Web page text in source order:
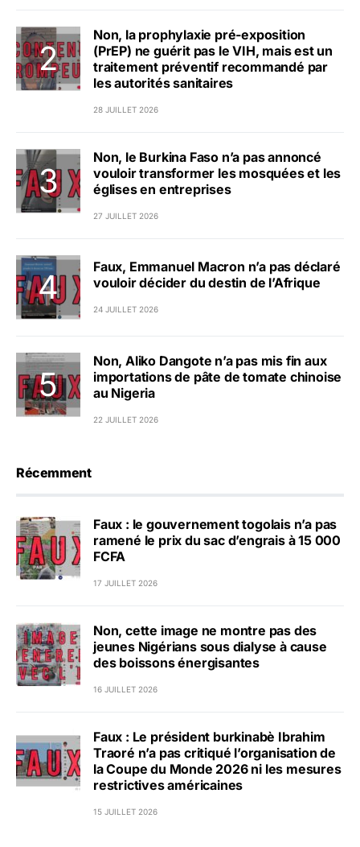
Non, la prophylaxie pré-exposition
(PrEP) ne guérit pas le VIH, mais est un
traitement préventif recommandé par
les autorités sanitaires
28 JUILLET 2026
Non, le Burkina Faso n’a pas annoncé
vouloir transformer les mosquées et les
églises en entreprises
27 JUILLET 2026
Faux, Emmanuel Macron n’a pas déclaré
vouloir décider du destin de l’Afrique
24 JUILLET 2026
Non, Aliko Dangote n’a pas mis fin aux
importations de pâte de tomate chinoise
au Nigeria
22 JUILLET 2026
Récemment
Faux : le gouvernement togolais n’a pas
ramené le prix du sac d’engrais à 15 000
FCFA
17 JUILLET 2026
Non, cette image ne montre pas des
jeunes Nigérians sous dialyse à cause
des boissons énergisantes
16 JUILLET 2026
Faux : Le président burkinabè Ibrahim
Traoré n’a pas critiqué l’organisation de
la Coupe du Monde 2026 ni les mesures
restrictives américaines
15 JUILLET 2026